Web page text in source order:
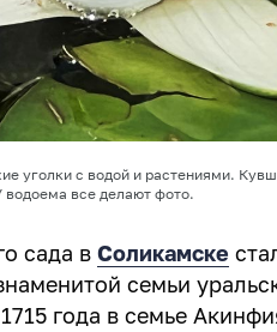
уголки с водой и растениями.
водоема все делают фото.
сада вСоликамске
семьи
года в семье